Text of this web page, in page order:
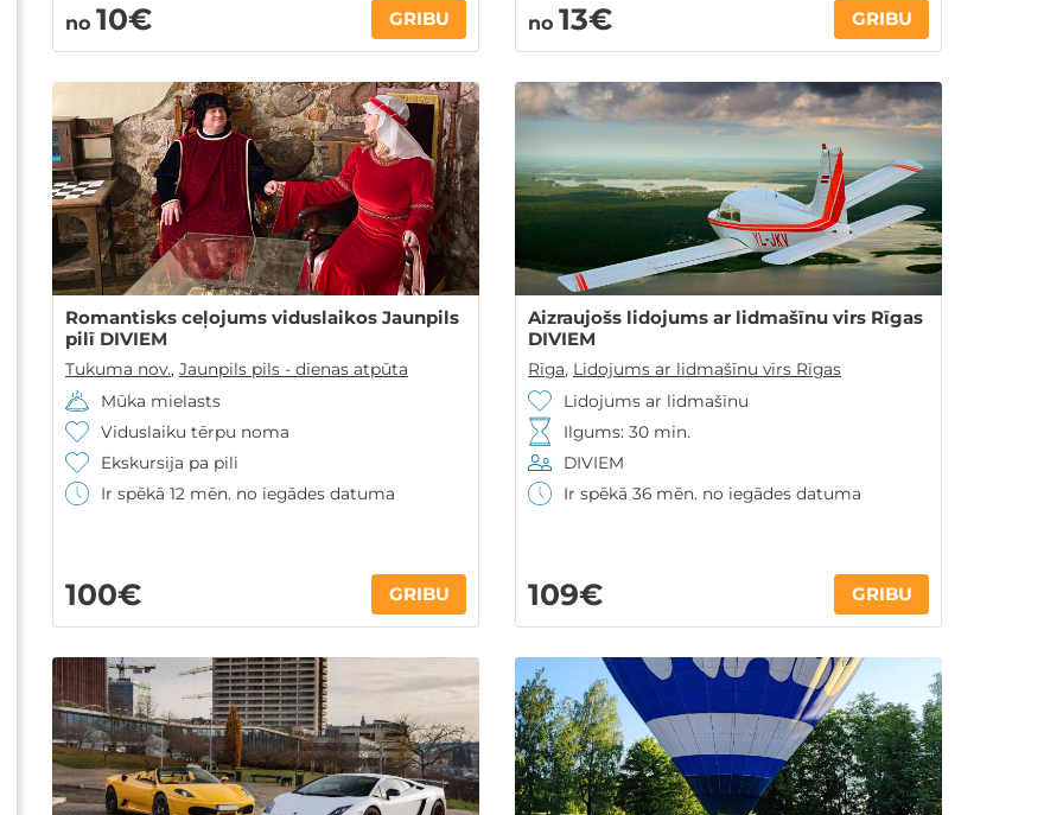
no 10€ GRIBU no 13€ GRIBU
Romantisks ceļojums viduslaikos Jaunpils
pilī DIVIEM
Tukuma nov., Jaunpils pils - dienas atpūta
Mūka mielasts
Viduslaiku tērpu noma
Ekskursija pa pili
Ir spēkā 12 mēn. no iegādes datuma
100€ GRIBU
Aizraujošs lidojums ar lidmašīnu virs Rīgas
DIVIEM
Rīga, Lidojums ar lidmašīnu virs Rīgas
Lidojums ar lidmašīnu
Ilgums: 30 min.
DIVIEM
Ir spēkā 36 mēn. no iegādes datuma
109€ GRIBU